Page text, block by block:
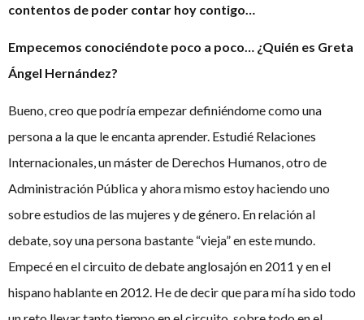
contentos de poder contar hoy contigo…
Empecemos conociéndote poco a poco… ¿Quién es Greta
Ángel Hernández?
Bueno, creo que podría empezar definiéndome como una
persona a la que le encanta aprender. Estudié Relaciones
Internacionales, un máster de Derechos Humanos, otro de
Administración Pública y ahora mismo estoy haciendo uno
sobre estudios de las mujeres y de género. En relación al
debate, soy una persona bastante “vieja” en este mundo.
Empecé en el circuito de debate anglosajón en 2011 y en el
hispano hablante en 2012. He de decir que para mí ha sido todo